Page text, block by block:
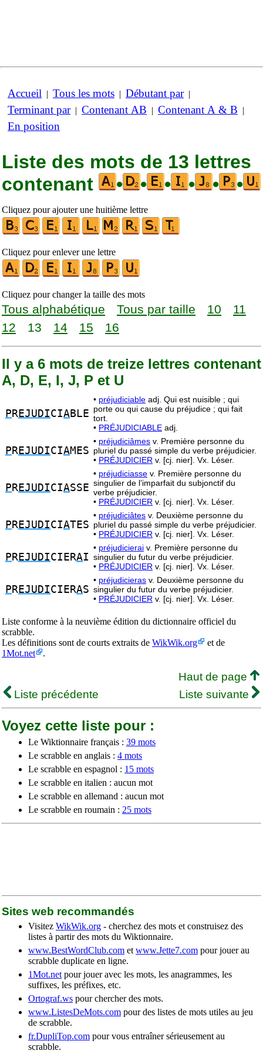
Accueil | Tous les mots | Débutant par|
Terminant par| Contenant AB | Contenant A & B |
En position
Liste des mots de 13 lettres
contenant
• • • • • •
Cliquez pour ajouter une huitième lettre
Cliquez pour enlever une lettre
Cliquez pour changer la taille des mots
Tous alphabétique Tous par taille 10
11
12
13 14 15 16
Il y a 6 mots de treize lettres contenant
A, D, E, I, J, P et U
P REJUDICIABLE
• préjudiciable adj. Qui est nuisible ; qui
porte ou qui cause du préjudice ; qui fait
tort.
• PRÉJUDICIABLE adj.
P REJUDICIAMES
• préjudiciâmes v. Première personne du
pluriel du passé simple du verbe préjudicier.
• PRÉJUDICIER v. [cj. nier]. Vx. Léser.
P REJUDICIASSE
• préjudiciasse v. Première personne du
singulier de l’imparfait du subjonctif du
verbe préjudicier.
• PRÉJUDICIER v. [cj. nier]. Vx. Léser.
P REJUDICIATES
• préjudiciâtes v. Deuxième personne du
pluriel du passé simple du verbe préjudicier.
• PRÉJUDICIER v. [cj. nier]. Vx. Léser.
P REJUDICIERAI
• préjudicierai v. Première personne du
singulier du futur du verbe préjudicier.
• PRÉJUDICIER v. [cj. nier]. Vx. Léser.
P REJUDICIERAS
• préjudicieras v. Deuxième personne du
singulier du futur du verbe préjudicier.
• PRÉJUDICIER v. [cj. nier]. Vx. Léser.
Liste conforme à la neuvième édition du dictionnaire officiel du
scrabble.
Les définitions sont de courts extraits de WikWik.org
et de
1Mot.net
.
Haut de page
Liste précédente
Liste suivante
Voyez cette liste pour :
Le Wiktionnaire français : 39 mots
Le scrabble en anglais : 4 mots
Le scrabble en espagnol : 15 mots
Le scrabble en italien : aucun mot
Le scrabble en allemand : aucun mot
Le scrabble en roumain : 25 mots
Sites web recommandés
Visitez WikWik.org - cherchez des mots et construisez des
listes à partir des mots du Wiktionnaire.
www.BestWordClub.com et www.Jette7.com pour jouer au
scrabble duplicate en ligne.
1Mot.net pour jouer avec les mots, les anagrammes, les
suffixes, les préfixes, etc.
Ortograf.ws pour chercher des mots.
www.ListesDeMots.com pour des listes de mots utiles au jeu
de scrabble.
fr.DupliTop.com pour vous entraîner sérieusement au
scrabble.